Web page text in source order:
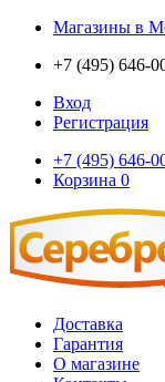
Магазины в
+7 (495) 646-
Вход
Регистрация
+7 (495) 646-
Корзина 0
Доставка
Гарантия
О магазине